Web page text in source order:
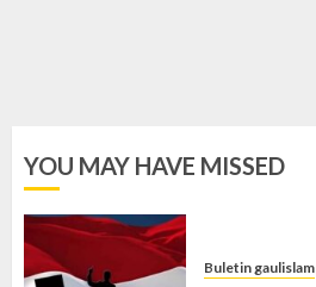
YOU MAY HAVE MISSED
Buletin gaulislam